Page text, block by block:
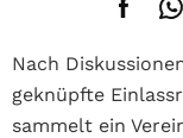
Nach
geknüpfte
sammelt ein